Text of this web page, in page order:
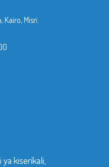
Misri.
kiserikali,